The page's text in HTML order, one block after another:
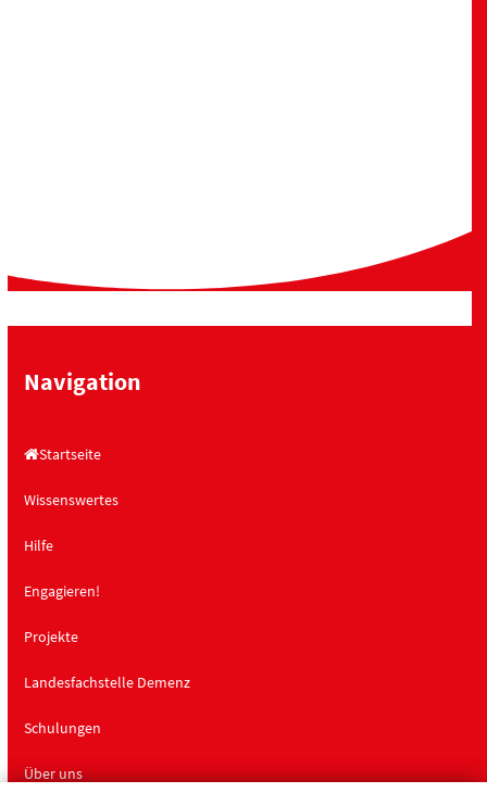
Navigation
Startseite
Wissenswertes
Hilfe
Engagieren!
Projekte
Landesfachstelle Demenz
Schulungen
Über uns